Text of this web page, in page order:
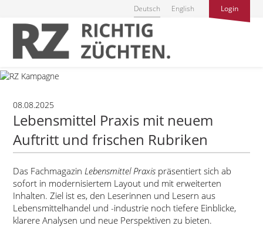
Deutsch English Login
08.08.2025
Lebensmittel Praxis mit neuem
Auftritt und frischen Rubriken
Das FachmagazinLebensmittel Praxis präsentiert sich ab
sofort in modernisiertem Layout und mit erweiterten
Inhalten. Ziel ist es, den Leserinnen und Lesern aus
Lebensmittelhandel und -industrie noch tiefere Einblicke,
klarere Analysen und neue Perspektiven zu bieten.